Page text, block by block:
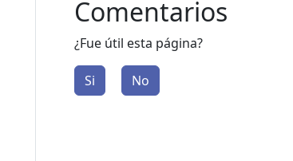
Comentarios
¿Fue útil esta página?
Si No